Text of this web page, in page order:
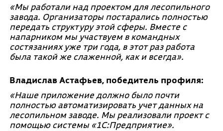
«Мы работали над проектом для лесопильного
завода. Организаторы постарались полностью
передать структуру этой сферы. Вместе с
напарником мы участвуем в командных
состязаниях уже три года, в этот раз работа
была такой же слаженной, как и всегда».
Владислав Астафьев, победитель профиля:
«Наше приложение должно было почти
полностью автоматизировать учет данных на
лесопильном заводе. Мы реализовали проект с
помощью системы «1С:Предприятие».